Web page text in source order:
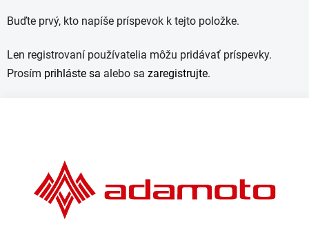
Buďte prvý, kto napíše príspevok k tejto položke.
Len registrovaní používatelia môžu pridávať príspevky.
Prosím prihláste sa alebo sa zaregistrujte.